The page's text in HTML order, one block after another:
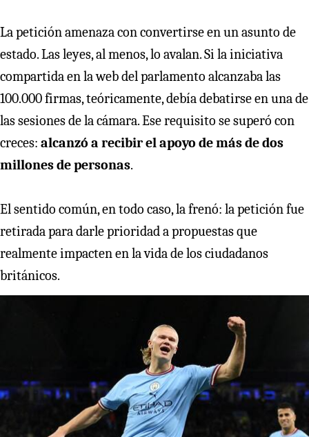
La petición amenaza con convertirse en un asunto de
estado. Las leyes, al menos, lo avalan. Si la iniciativa
compartida en la web del parlamento alcanzaba las
100.000 firmas, teóricamente, debía debatirse en una de
las sesiones de la cámara. Ese requisito se superó con
creces: alcanzó a recibir el apoyo de más de dos
millones de personas.
El sentido común, en todo caso, la frenó: la petición fue
retirada para darle prioridad a propuestas que
realmente impacten en la vida de los ciudadanos
británicos.